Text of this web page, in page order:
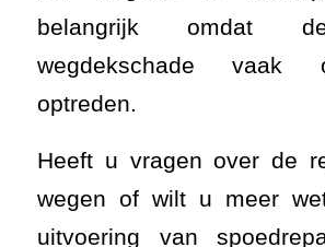
belangrijk omdat
wegdekschade vaak
optreden.
Heeft u vragen over de
wegen of wilt u meer
uitvoering van